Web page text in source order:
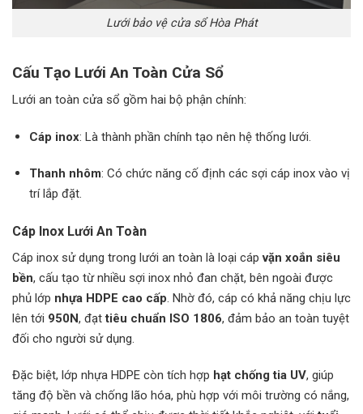
Lưới bảo vệ cửa sổ Hòa Phát
Cấu Tạo Lưới An Toàn Cửa Sổ
Lưới an toàn cửa sổ gồm hai bộ phận chính:
Cáp inox: Là thành phần chính tạo nên hệ thống lưới.
Thanh nhôm: Có chức năng cố định các sợi cáp inox vào vị
trí lắp đặt.
Cáp Inox Lưới An Toàn
Cáp inox sử dụng trong lưới an toàn là loại cápvặn xoắn siêu
bền, cấu tạo từ nhiều sợi inox nhỏ đan chặt, bên ngoài được
phủ lớp nhựa HDPE cao cấp. Nhờ đó, cáp có khả năng chịu lực
lên tới 950N, đạttiêu chuẩn ISO 1806, đảm bảo an toàn tuyệt
đối cho người sử dụng.
Đặc biệt, lớp nhựa HDPE còn tích hợp hạt chống tia UV, giúp
tăng độ bền và chống lão hóa, phù hợp với môi trường có nắng,